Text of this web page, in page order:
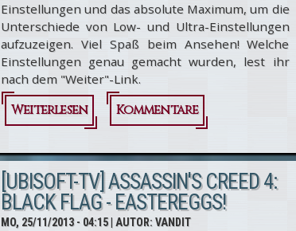
Einstellungen und das absolute Maximum, um die
Unterschiede von Low- und Ultra-Einstellungen
aufzuzeigen. Viel Spaß beim Ansehen! Welche
Einstellungen genau gemacht wurden, lest ihr
nach dem "Weiter"-Link.
Weiterlesen
über Assassin's
Grafik-
Vergleichsvideo
Ultra vs. Low
Kommentare
[UBISOFT-TV] ASSASSIN'S CREED 4:
BLACK FLAG - EASTEREGGS!
MO, 25/11/2013 - 04:15| AUTOR:VANDIT